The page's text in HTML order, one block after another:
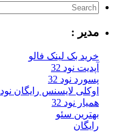
مدیر :
خرید بک لینک فالو
آپدیت نود 32
پسورد نود 32
اوکلی لایسنس رایگان نود 32
همیار نود 32
بهترین سئو
رایگان